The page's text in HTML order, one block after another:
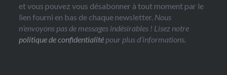
et vous pouvez vous désabonner à tout moment par le
lien fourni en bas de chaque newsletter. Nous
n’envoyons pas de messages indésirables ! Lisez notre
politique de confidentialité pour plus d’informations.